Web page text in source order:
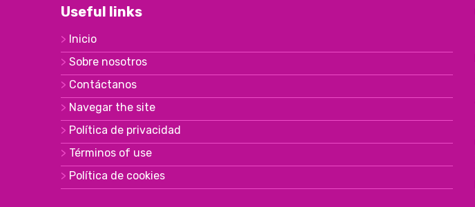
Useful links
Inicio
Sobre nosotros
Contáctanos
Navegar the site
Política de privacidad
Términos of use
Política de cookies